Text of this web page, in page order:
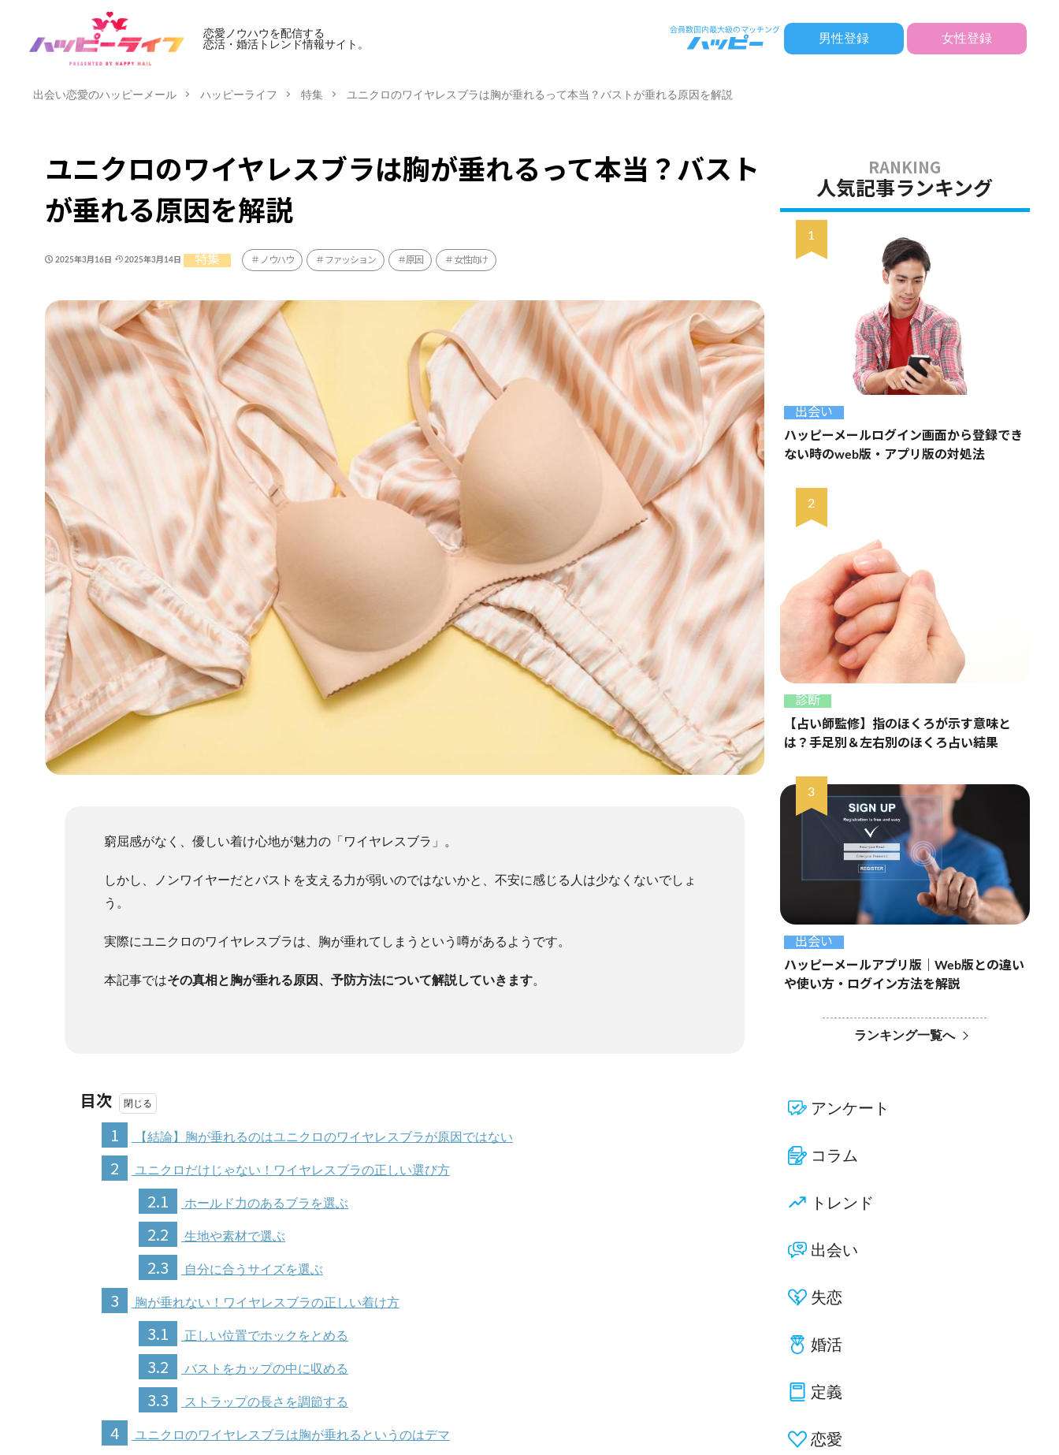
恋愛ノウハウを配信する
恋活・婚活トレンド情報サイト。
男性登録 女性登録
出会い恋愛のハッピーメール ハッピーライフ 特集 ユニクロのワイヤレスブラは胸が垂れるって本当？バストが垂れる原因を解説
ユニクロのワイヤレスブラは胸が垂れるって本当？バスト
が垂れる原因を解説
2025年3月16日 2025年3月14日 特集 ノウハウ ファッション 原因 女性向け
窮屈感がなく、優しい着け心地が魅力の「ワイヤレスブラ」。
しかし、ノンワイヤーだとバストを支える力が弱いのではないかと、不安に感じる人は少なくないでしょ
う。
実際にユニクロのワイヤレスブラは、胸が垂れてしまうという噂があるようです。
本記事ではその真相と胸が垂れる原因、予防方法について解説していきます。
目次
1
【結論】胸が垂れるのはユニクロのワイヤレスブラが原因ではない
2 ユニクロだけじゃない！ワイヤレスブラの正しい選び方
2.1 ホールド力のあるブラを選ぶ
2.2 生地や素材で選ぶ
2.3 自分に合うサイズを選ぶ
3 胸が垂れない！ワイヤレスブラの正しい着け方
3.1 正しい位置でホックをとめる
3.2 バストをカップの中に収める
3.3 ストラップの長さを調節する
4 ユニクロのワイヤレスブラは胸が垂れるというのはデマ
人気記事ランキング
出会い
ハッピーメールログイン画面から登録でき
ない時のweb版・アプリ版の対処法
診断
【占い師監修】指のほくろが示す意味と
は？手足別＆左右別のほくろ占い結果
出会い
ハッピーメールアプリ版｜Web版との違い
や使い方・ログイン方法を解説
ランキング一覧へ
アンケート
コラム
トレンド
出会い
失恋
婚活
定義
恋愛